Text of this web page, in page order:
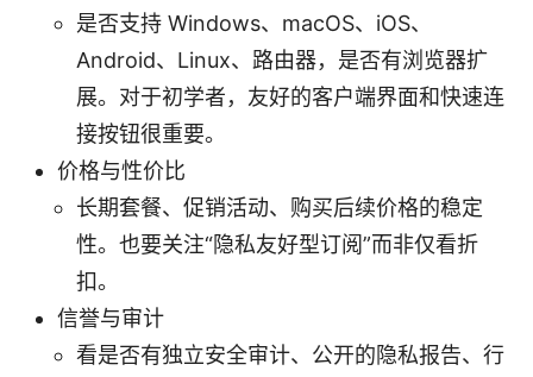
是否支持 Windows、macOS、iOS、
Android、Linux、路由器，是否有浏览器扩
展。对于初学者，友好的客户端界面和快速连
接按钮很重要。
价格与性价比
长期套餐、促销活动、购买后续价格的稳定
性。也要关注“隐私友好型订阅”而非仅看折
扣。
信誉与审计
看是否有独立安全审计、公开的隐私报告、行